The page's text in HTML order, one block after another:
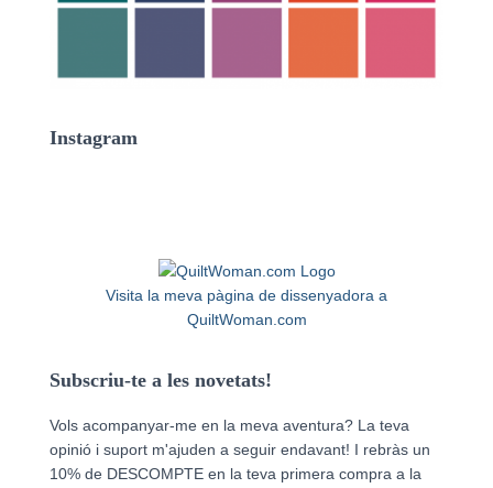
Instagram
Visita la meva pàgina de dissenyadora a
QuiltWoman.com
Subscriu-te a les novetats!
Vols acompanyar-me en la meva aventura? La teva
opinió i suport m'ajuden a seguir endavant! I rebràs un
10% de DESCOMPTE en la teva primera compra a la